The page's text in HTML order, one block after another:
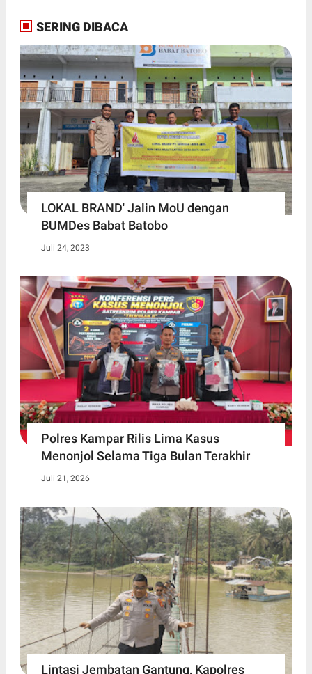
SERING DIBACA
LOKAL BRAND' Jalin MoU dengan
BUMDes Babat Batobo
Juli 24, 2023
Polres Kampar Rilis Lima Kasus
Menonjol Selama Tiga Bulan Terakhir
Juli 21, 2026
Lintasi Jembatan Gantung, Kapolres